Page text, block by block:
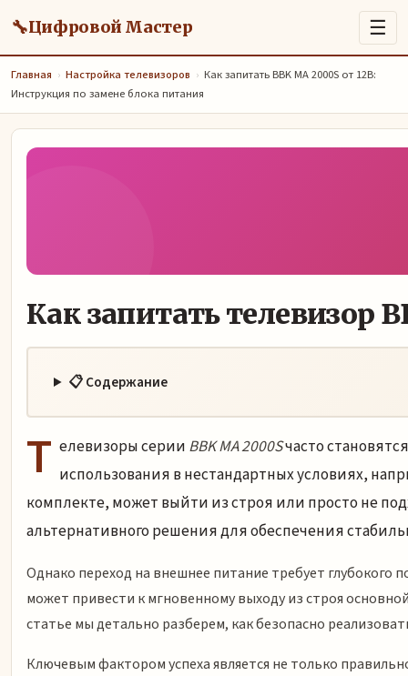
🔧Цифровой Мастер ☰
Главная › Настройка телевизоров › Как запитать BBK MA 2000S от 12В:
Инструкция по замене блока питания
Как запитать телевизор
📋 Содержание
Т елевизоры серии BBK MA 2000Sчасто
использования в нестандартных условиях,
комплекте, может выйти из строя или просто не
альтернативного решения для обеспечения
Однако переход на внешнее питание требует
может привести к мгновенному выходу из строя
статье мы детально разберем, как безопасно
Ключевым фактором успеха является не только